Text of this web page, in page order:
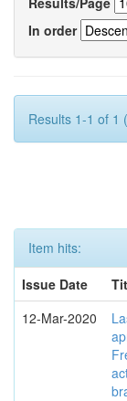
In order
Results 1-1 of 1
Item hits:
Issue Date
12-Mar-2020